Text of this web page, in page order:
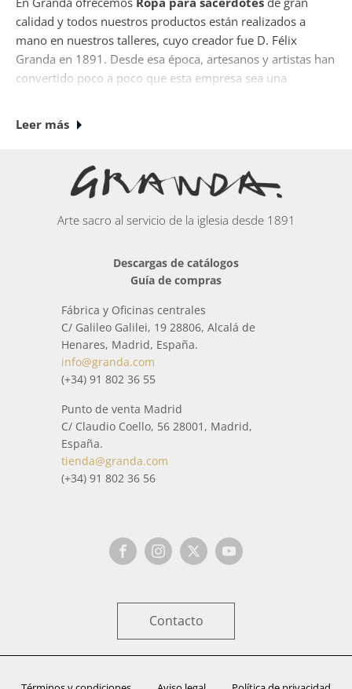
calidad y todos nuestros productos están realizados a
mano en nuestros talleres, cuyo creador fue D. Félix
Granda en 1891. Desde esa época, artesanos y artistas han
convertido poco a poco que esta empresa sea una
Actualmente si desea comprar
especialistas (joyeros, plateros, ceramistas, ebanistas,,
escultores, cinceladores, broncistas, pintores...) han
de elementos inspirados en el mundo que nos rodea y en
Todos los paquetes que se envían deRopa para sacerdotes
se trata con especial cuidado para que llegue a casa en
perfectas condiciones. Cuando está a punto de enviarse,
antes del envío, se comprueba por medio de un estricto
Leer más
Arte sacro al servicio de la iglesia desde 1891
Descargas de catálogos
Guía de compras
Fábrica y Oficinas centrales
C/ Galileo Galilei, 19 28806, Alcalá de
Henares, Madrid, España.
info@granda.com
(+34) 91 802 36 55
Punto de venta Madrid
C/ Claudio Coello, 56 28001, Madrid,
España.
tienda@granda.com
(+34) 91 802 36 56
Contacto